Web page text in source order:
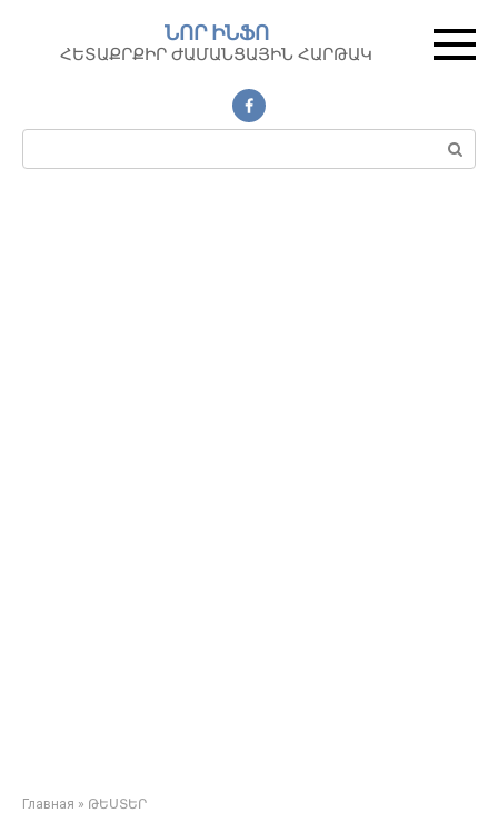
контенту
ՆՈՐ ԻՆՖՈ
ՀԵՏԱՔՐՔԻՐ ԺԱՄԱՆՑԱՅԻՆ ՀԱՐԹԱԿ
Поиск:
Главная » ԹԵՍՏԵՐ